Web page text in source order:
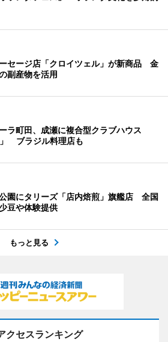
セージ店「クロイツェル」が新商品 金
副産物を活用
ラ町田、成瀬に複合型クラブハウス
」 ブラジル料理店も
園にタリーズ「店内焙煎」旗艦店 全国
豆や体験提供
もっと見る
クセスランキング